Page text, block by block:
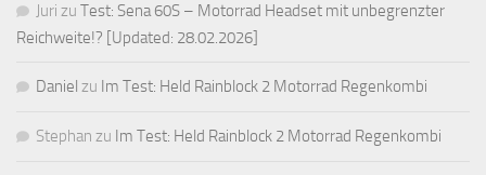
Juri zu Test: Sena 60S – Motorrad Headset mit unbegrenzter
Reichweite!? [Updated: 28.02.2026]
Daniel zu Im Test: Held Rainblock 2 Motorrad Regenkombi
Stephan zu Im Test: Held Rainblock 2 Motorrad Regenkombi